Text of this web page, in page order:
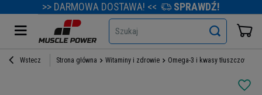
>> DARMOWA DOSTAWA! << SPRAWDŹ!
Szukaj
Wstecz Strona główna Witaminy i zdrowie Omega-3 i kwasy tłuszczowe